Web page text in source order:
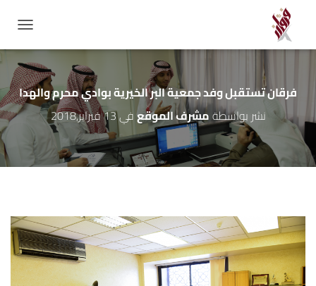
فرقان تستقبل وفد جمعية البر الخيرية بوادي محرم والهدا
نشر بواسطةمشرف الموقعفي13 فبراير,2018